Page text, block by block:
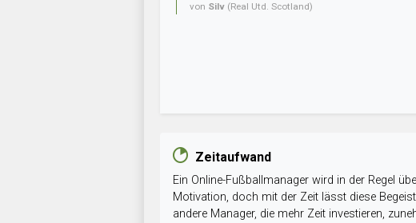
von Silv (Real Utd. Scotland)
Zeitaufwand
Ein Online-Fußballmanager wird in der Regel
Motivation, doch mit der Zeit lässt diese
andere Manager, die mehr Zeit investieren,